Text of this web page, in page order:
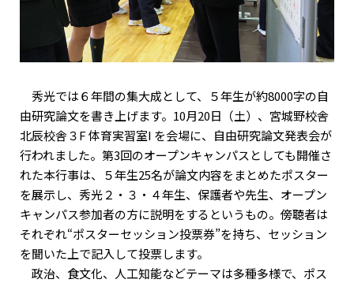
秀光では６年間の集大成として、５年生が約8000字の自
由研究論文を書き上げます。10月20日（土）、宮城野校舎
北辰校舎３F 体育実習室I を会場に、自由研究論文発表会が
行われました。第3回のオープンキャンパスとしても開催さ
れた本行事は、５年生25名が論文内容をまとめたポスター
を展示し、秀光２・３・４年生、保護者や先生、オープン
キャンパス参加者の方に説明をするというもの。傍聴者は
それぞれ“ポスターセッション投票券”を持ち、セッション
を聞いた上で記入して投票します。
政治、食文化、人工知能などテーマは多種多様で、ポス